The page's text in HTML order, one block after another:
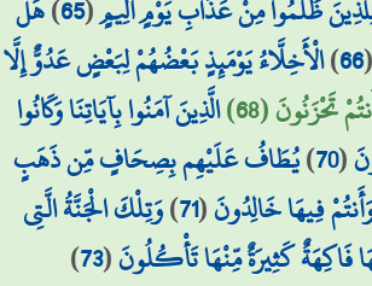
ظَلَمُوا مِنْ عَذَابِ يَوْمٍ أَلِيمٍ(
65
)هَلْ
66
)الْأَخِلَّاءُ يَوْمَئِذٍ بَعْضُهُمْ لِبَعْضٍ عَدُوٌّ إِلَّا
تَحْزَنُونَ (68)
الَّذِينَ آمَنُوا بِآيَاتِنَا وَكَانُوا
(
70
)يُطَافُ عَلَيْهِم بِصِحَافٍ مِّن ذَهَبٍ
فِيهَا خَالِدُونَ(
71
)وَتِلْكَ الْجَنَّةُ الَّتِي
كَثِيرَةٌ مِّنْهَا تَأْكُلُونَ(
73
)